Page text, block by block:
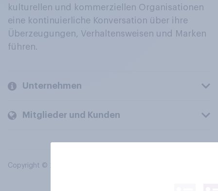
kulturellen und kommerziellen Organisationen
eine kontinuierliche Konversation über ihre
Überzeugungen, Verhaltensweisen und Marken
führen.
Unternehmen
Mitglieder und Kunden
Copyright © 2026 YouGov PLC. Alle Rechte vorbehalten.